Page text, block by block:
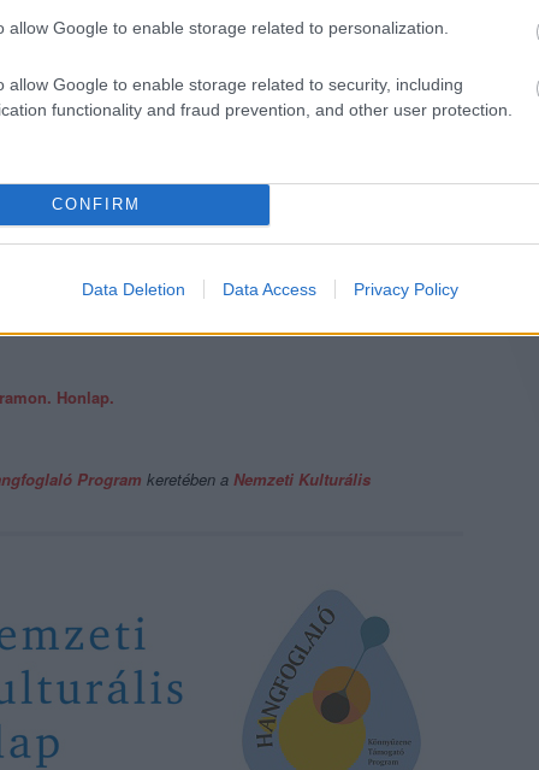
allow Google to enable storage related to personalization.
allow Google to enable storage related to security, including
functionality and fraud prevention, and other user protection.
CONFIRM
Data Deletion Data Access Privacy Policy
Honlap.
Program keretében a Nemzeti Kulturális